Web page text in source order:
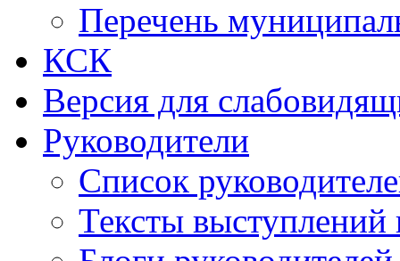
Перечень
КСК
Версия для
Руководители
Список
Тексты выступлений